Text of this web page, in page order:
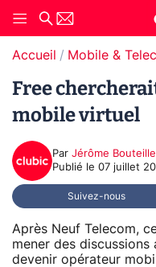
Accueil Mobile &
Free
mobile virtuel
Par Jérôme
Publié le 07 juillet
Suivez-nous
Après Neuf Telecom,
mener des discussions
devenir opérateur